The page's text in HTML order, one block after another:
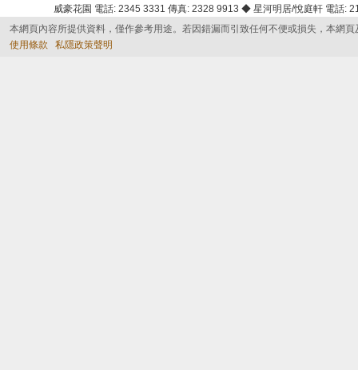
威豪花園 電話: 2345 3331 傳真: 2328 9913 ◆ 星河明居/悅庭軒 電話
本網頁內容所提供資料，僅作參考用途。若因錯漏而引致任何不便或損失，本網
使用條款
私隱政策聲明